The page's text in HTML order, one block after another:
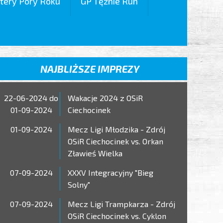
NAJBLIŻSZE IMPREZY
22-06-2024 do
01-09-2024
Wakacje 2024 z OSiR
Ciechocinek
01-09-2024
Mecz Ligi Młodzika - Zdrój
OSiR Ciechocinek vs. Orkan
Zławieś Wielka
07-09-2024
XXXV Integracyjny "Bieg
Solny"
07-09-2024
Mecz Ligi Trampkarza - Zdrój
OSiR Ciechocinek vs. Cyklon